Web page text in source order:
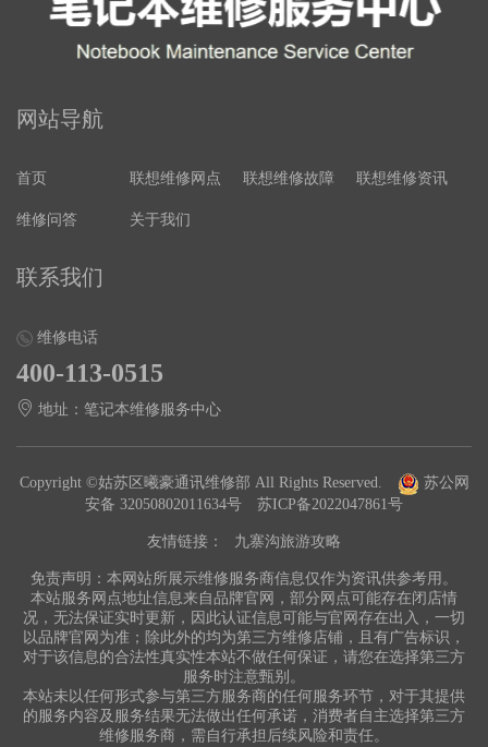
网站导航
首页 联想维修网点 联想维修故障 联想维修资讯
维修问答 关于我们
联系我们
维修电话
400-113-0515
地址：笔记本维修服务中心
Copyright ©姑苏区曦豪通讯维修部 All Rights Reserved.
苏公网
安备 32050802011634号
苏ICP备2022047861号
友情链接： 九寨沟旅游攻略
免责声明：本网站所展示维修服务商信息仅作为资讯供参考用。
本站服务网点地址信息来自品牌官网，部分网点可能存在闭店情
况，无法保证实时更新，因此认证信息可能与官网存在出入，一切
以品牌官网为准；除此外的均为第三方维修店铺，且有广告标识，
对于该信息的合法性真实性本站不做任何保证，请您在选择第三方
服务时注意甄别。
本站未以任何形式参与第三方服务商的任何服务环节，对于其提供
的服务内容及服务结果无法做出任何承诺，消费者自主选择第三方
维修服务商，需自行承担后续风险和责任。